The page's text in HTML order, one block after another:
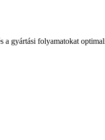
a gyártási folyamatokat